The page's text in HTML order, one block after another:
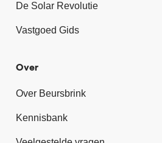
De Solar Revolutie
Vastgoed Gids
Over
Over Beursbrink
Kennisbank